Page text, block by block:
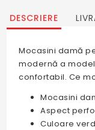
DESCRIERE
Mocasini damă
modernă a
confortabil. Ce
Mocasini
Aspect
Culoare